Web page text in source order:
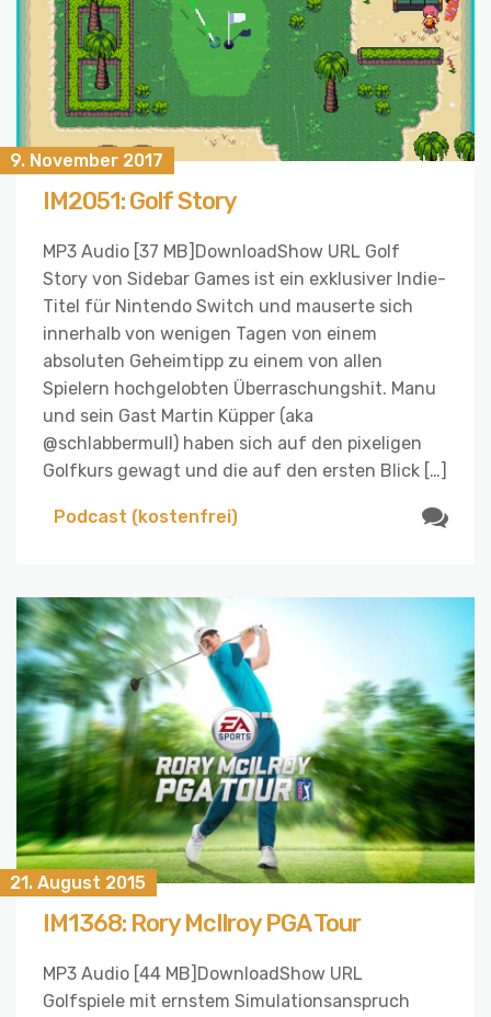
9. November 2017
IM2051: Golf Story
MP3 Audio [37 MB]DownloadShow URL Golf
Story von Sidebar Games ist ein exklusiver Indie-
Titel für Nintendo Switch und mauserte sich
innerhalb von wenigen Tagen von einem
absoluten Geheimtipp zu einem von allen
Spielern hochgelobten Überraschungshit. Manu
und sein Gast Martin Küpper (aka
@schlabbermull) haben sich auf den pixeligen
Golfkurs gewagt und die auf den ersten Blick […]
Podcast (kostenfrei)
21. August 2015
IM1368: Rory McIlroy PGA Tour
MP3 Audio [44 MB]DownloadShow URL
Golfspiele mit ernstem Simulationsanspruch